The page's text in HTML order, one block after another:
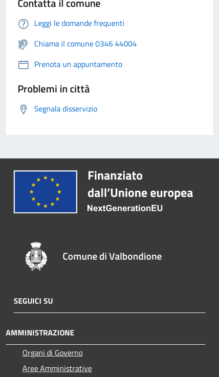
Leggi le domande frequenti
Chiama il comune 0346 44004
Prenota un appuntamento
Problemi in città
Segnala disservizio
Comune di Valbondione
SEGUICI SU
AMMINISTRAZIONE
Organi di Governo
Aree Amministrative